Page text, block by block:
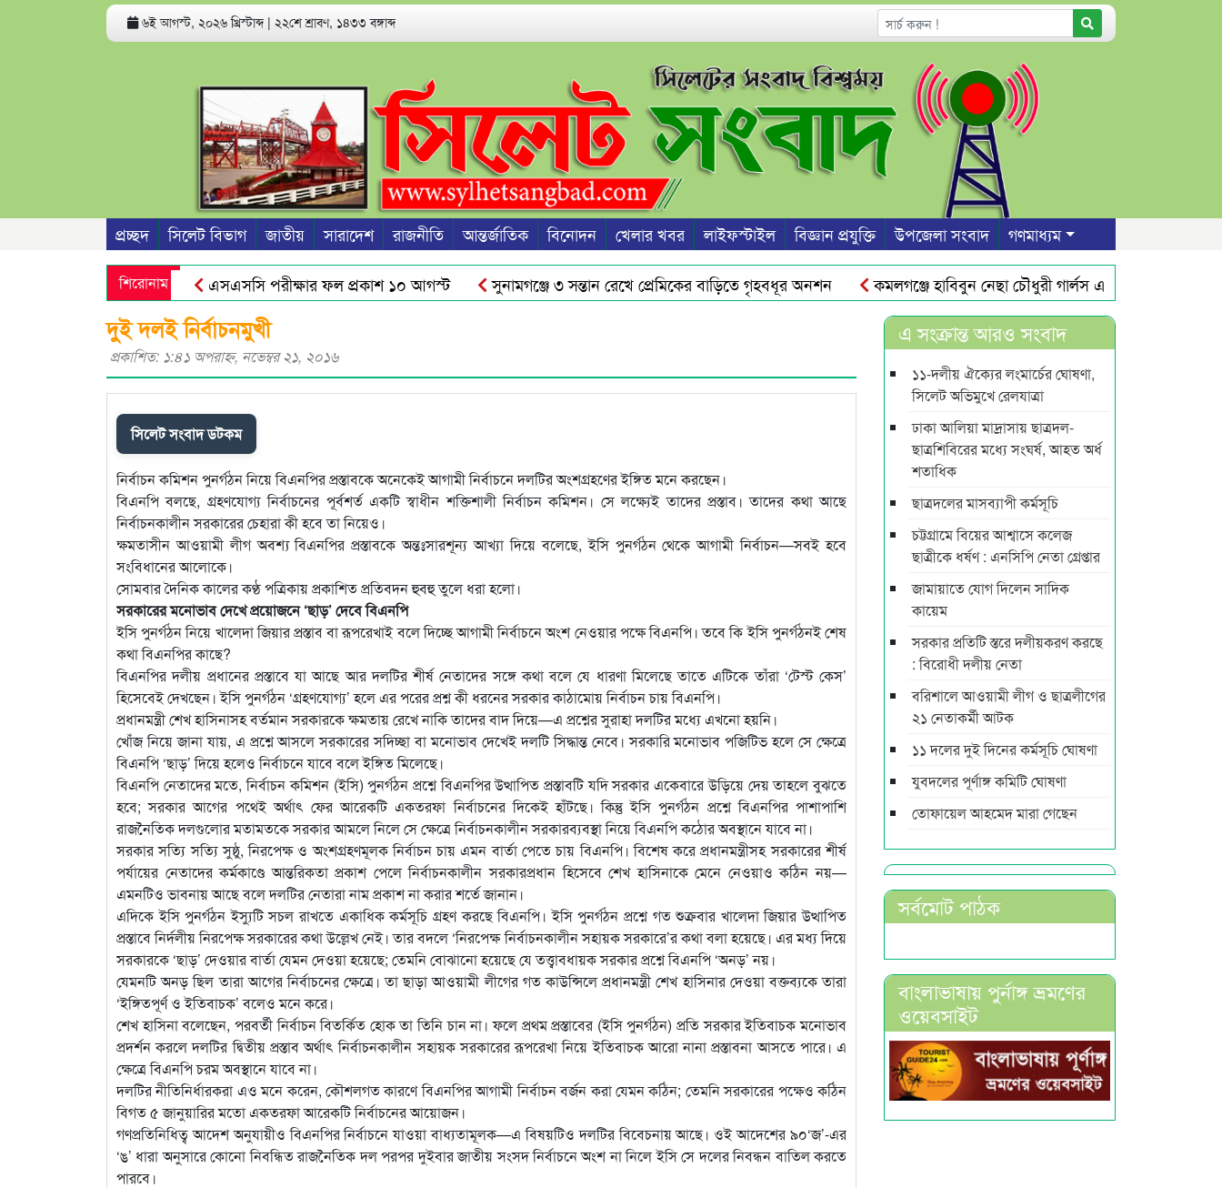
৬ই আগস্ট, ২০২৬ খ্রিস্টাব্দ | ২২শে শ্রাবণ, ১৪৩৩ বঙ্গাব্দ
প্রচ্ছদ সিলেট বিভাগ জাতীয় সারাদেশ রাজনীতি আন্তর্জাতিক বিনোদন খেলার খবর লাইফস্টাইল বিজ্ঞান প্রযুক্তি উপজেলা সংবাদ গণমাধ্যম
শিরোনামএসএসসি পরীক্ষার ফল প্রকাশ ১০ আগস্ট সুনামগঞ্জে ৩ সন্তান রেখে প্রেমিকের বাড়িতে গৃহবধূর অনশন কমলগঞ্জে হাবিবুন নেছা চৌধুরী গার্লস একাডেমি পরিদর্শন
ওসমানীনগরে রাতের আঁধারে রাস্তার উপর দেয়াল নির্মাণ
সিলেটে কিশোর রিফাত হত্যাকারীদের বিচার
দুই দলই নির্বাচনমুখী
প্রকাশিত: ১:৪১ অপরাহ্ণ, নভেম্বর ২১, ২০১৬
সিলেট সংবাদ ডটকম
নির্বাচন কমিশন পুনর্গঠন নিয়ে বিএনপির প্রস্তাবকে অনেকেই আগামী নির্বাচনে দলটির অংশগ্রহণের ইঙ্গিত মনে করছেন।
বিএনপি বলছে, গ্রহণযোগ্য নির্বাচনের পূর্বশর্ত একটি স্বাধীন শক্তিশালী নির্বাচন কমিশন। সে লক্ষ্যেই তাদের প্রস্তাব। তাদের কথা আছে
নির্বাচনকালীন সরকারের চেহারা কী হবে তা নিয়েও।
ক্ষমতাসীন আওয়ামী লীগ অবশ্য বিএনপির প্রস্তাবকে অন্তঃসারশূন্য আখ্যা দিয়ে বলেছে, ইসি পুনর্গঠন থেকে আগামী নির্বাচন—সবই হবে
সংবিধানের আলোকে।
সোমবার দৈনিক কালের কণ্ঠ পত্রিকায় প্রকাশিত প্রতিবদন হুবহু তুলে ধরা হলো।
সরকারের মনোভাব দেখে প্রয়োজনে ‘ছাড়’ দেবে বিএনপি
ইসি পুনর্গঠন নিয়ে খালেদা জিয়ার প্রস্তাব বা রূপরেখাই বলে দিচ্ছে আগামী নির্বাচনে অংশ নেওয়ার পক্ষে বিএনপি। তবে কি ইসি পুনর্গঠনই শেষ
কথা বিএনপির কাছে?
বিএনপির দলীয় প্রধানের প্রস্তাবে যা আছে আর দলটির শীর্ষ নেতাদের সঙ্গে কথা বলে যে ধারণা মিলেছে তাতে এটিকে তাঁরা ‘টেস্ট কেস’
হিসেবেই দেখছেন। ইসি পুনর্গঠন ‘গ্রহণযোগ্য’ হলে এর পরের প্রশ্ন কী ধরনের সরকার কাঠামোয় নির্বাচন চায় বিএনপি।
প্রধানমন্ত্রী শেখ হাসিনাসহ বর্তমান সরকারকে ক্ষমতায় রেখে নাকি তাদের বাদ দিয়ে—এ প্রশ্নের সুরাহা দলটির মধ্যে এখনো হয়নি।
খোঁজ নিয়ে জানা যায়, এ প্রশ্নে আসলে সরকারের সদিচ্ছা বা মনোভাব দেখেই দলটি সিদ্ধান্ত নেবে। সরকারি মনোভাব পজিটিভ হলে সে ক্ষেত্রে
বিএনপি ‘ছাড়’ দিয়ে হলেও নির্বাচনে যাবে বলে ইঙ্গিত মিলেছে।
বিএনপি নেতাদের মতে, নির্বাচন কমিশন (ইসি) পুনর্গঠন প্রশ্নে বিএনপির উত্থাপিত প্রস্তাবটি যদি সরকার একেবারে উড়িয়ে দেয় তাহলে বুঝতে
হবে; সরকার আগের পথেই অর্থাৎ ফের আরেকটি একতরফা নির্বাচনের দিকেই হাঁটছে। কিন্তু ইসি পুনর্গঠন প্রশ্নে বিএনপির পাশাপাশি
রাজনৈতিক দলগুলোর মতামতকে সরকার আমলে নিলে সে ক্ষেত্রে নির্বাচনকালীন সরকারব্যবস্থা নিয়ে বিএনপি কঠোর অবস্থানে যাবে না।
সরকার সত্যি সত্যি সুষ্ঠু, নিরপেক্ষ ও অংশগ্রহণমূলক নির্বাচন চায় এমন বার্তা পেতে চায় বিএনপি। বিশেষ করে প্রধানমন্ত্রীসহ সরকারের শীর্ষ
পর্যায়ের নেতাদের কর্মকাণ্ডে আন্তরিকতা প্রকাশ পেলে নির্বাচনকালীন সরকারপ্রধান হিসেবে শেখ হাসিনাকে মেনে নেওয়াও কঠিন নয়—
এমনটিও ভাবনায় আছে বলে দলটির নেতারা নাম প্রকাশ না করার শর্তে জানান।
এদিকে ইসি পুনর্গঠন ইস্যুটি সচল রাখতে একাধিক কর্মসূচি গ্রহণ করছে বিএনপি। ইসি পুনর্গঠন প্রশ্নে গত শুক্রবার খালেদা জিয়ার উত্থাপিত
প্রস্তাবে নির্দলীয় নিরপেক্ষ সরকারের কথা উল্লেখ নেই। তার বদলে ‘নিরপেক্ষ নির্বাচনকালীন সহায়ক সরকারে’র কথা বলা হয়েছে। এর মধ্য দিয়ে
সরকারকে ‘ছাড়’ দেওয়ার বার্তা যেমন দেওয়া হয়েছে; তেমনি বোঝানো হয়েছে যে তত্ত্বাবধায়ক সরকার প্রশ্নে বিএনপি ‘অনড়’ নয়।
যেমনটি অনড় ছিল তারা আগের নির্বাচনের ক্ষেত্রে। তা ছাড়া আওয়ামী লীগের গত কাউন্সিলে প্রধানমন্ত্রী শেখ হাসিনার দেওয়া বক্তব্যকে তারা
‘ইঙ্গিতপূর্ণ ও ইতিবাচক’ বলেও মনে করে।
শেখ হাসিনা বলেছেন, পরবর্তী নির্বাচন বিতর্কিত হোক তা তিনি চান না। ফলে প্রথম প্রস্তাবের (ইসি পুনর্গঠন) প্রতি সরকার ইতিবাচক মনোভাব
প্রদর্শন করলে দলটির দ্বিতীয় প্রস্তাব অর্থাৎ নির্বাচনকালীন সহায়ক সরকারের রূপরেখা নিয়ে ইতিবাচক আরো নানা প্রস্তাবনা আসতে পারে। এ
ক্ষেত্রে বিএনপি চরম অবস্থানে যাবে না।
দলটির নীতিনির্ধারকরা এও মনে করেন, কৌশলগত কারণে বিএনপির আগামী নির্বাচন বর্জন করা যেমন কঠিন; তেমনি সরকারের পক্ষেও কঠিন
বিগত ৫ জানুয়ারির মতো একতরফা আরেকটি নির্বাচনের আয়োজন।
গণপ্রতিনিধিত্ব আদেশ অনুযায়ীও বিএনপির নির্বাচনে যাওয়া বাধ্যতামূলক—এ বিষয়টিও দলটির বিবেচনায় আছে। ওই আদেশের ৯০‘জ’-এর
‘ঙ’ ধারা অনুসারে কোনো নিবন্ধিত রাজনৈতিক দল পরপর দুইবার জাতীয় সংসদ নির্বাচনে অংশ না নিলে ইসি সে দলের নিবন্ধন বাতিল করতে
পারবে।
এ সংক্রান্ত আরও সংবাদ
১১-দলীয় ঐক্যের লংমার্চের ঘোষণা,
সিলেট অভিমুখে রেলযাত্রা
ঢাকা আলিয়া মাদ্রাসায় ছাত্রদল-
ছাত্রশিবিরের মধ্যে সংঘর্ষ, আহত অর্ধ
শতাধিক
ছাত্রদলের মাসব্যাপী কর্মসূচি
চট্টগ্রামে বিয়ের আশ্বাসে কলেজ
ছাত্রীকে ধর্ষণ : এনসিপি নেতা গ্রেপ্তার
জামায়াতে যোগ দিলেন সাদিক
কায়েম
সরকার প্রতিটি স্তরে দলীয়করণ করছে
: বিরোধী দলীয় নেতা
বরিশালে আওয়ামী লীগ ও ছাত্রলীগের
২১ নেতাকর্মী আটক
১১ দলের দুই দিনের কর্মসূচি ঘোষণা
যুবদলের পূর্ণাঙ্গ কমিটি ঘোষণা
তোফায়েল আহমেদ মারা গেছেন
সর্বমোট পাঠক
বাংলাভাষায় পুর্নাঙ্গ ভ্রমণের
ওয়েবসাইট